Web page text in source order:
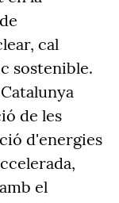
cal
sostenible.
de les
d'energies
el